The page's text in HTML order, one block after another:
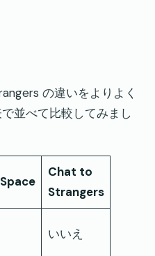
の違いをよりよく
並べて比較してみまし
Chat to
Strangers
いいえ